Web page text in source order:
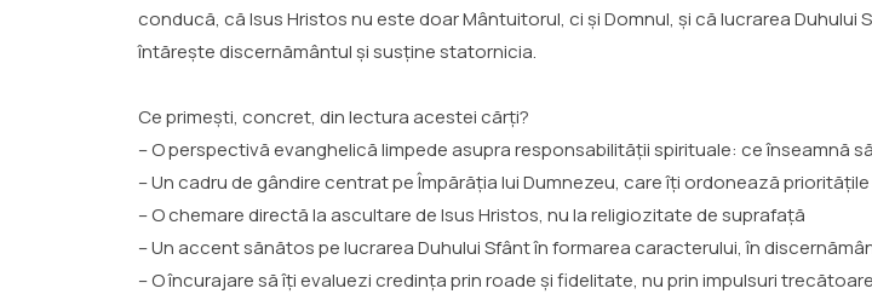
conducă, că Isus Hristos nu este doar Mântuitorul, ci și Domnul, și că lucrarea
întărește discernământul și susține statornicia.
Ce primești, concret, din lectura acestei cărți?
– O perspectivă evanghelică limpede asupra responsabilității spirituale: ce înseamnă
– Un cadru de gândire centrat pe Împărăția lui Dumnezeu, care îți ordonează
– O chemare directă la ascultare de Isus Hristos, nu la religiozitate de suprafață
– Un accent sănătos pe lucrarea Duhului Sfânt în formarea caracterului, în
– O încurajare să îți evaluezi credința prin roade și fidelitate, nu prin impulsuri trecătoare